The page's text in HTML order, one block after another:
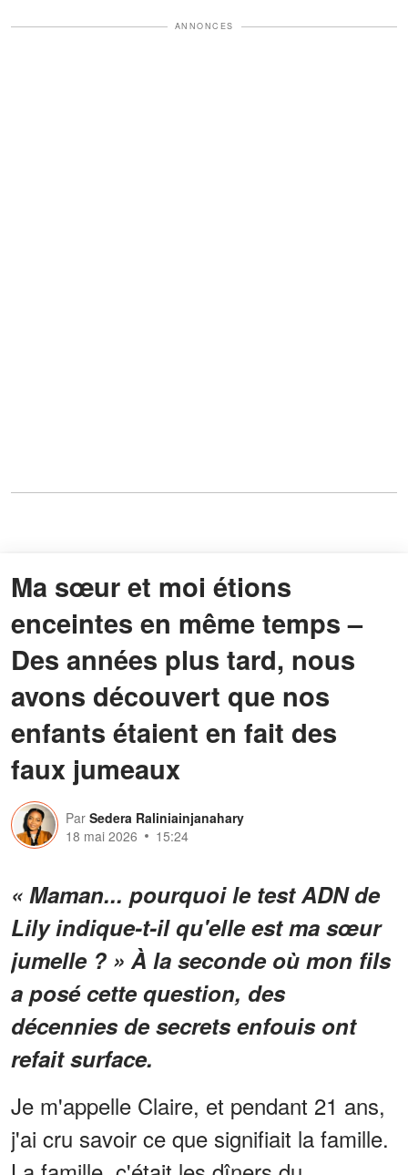
ANNONCES
Ma sœur et moi étions
enceintes en même temps –
Des années plus tard, nous
avons découvert que nos
enfants étaient en fait des
faux jumeaux
Par Sedera Raliniainjanahary
18 mai 2026
15:24
« Maman... pourquoi le test ADN de
Lily indique-t-il qu'elle est ma sœur
jumelle ? » À la seconde où mon fils
a posé cette question, des
décennies de secrets enfouis ont
refait surface.
Je m'appelle Claire, et pendant 21 ans,
j'ai cru savoir ce que signifiait la famille.